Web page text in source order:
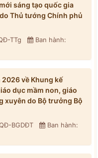
sáng tạo quốc gia
Thủ tướng Chính phủ
TTg
Ban hành:
về Khung kế
dục mầm non, giáo
xuyên do Bộ trưởng Bộ
BGDĐT
Ban hành: